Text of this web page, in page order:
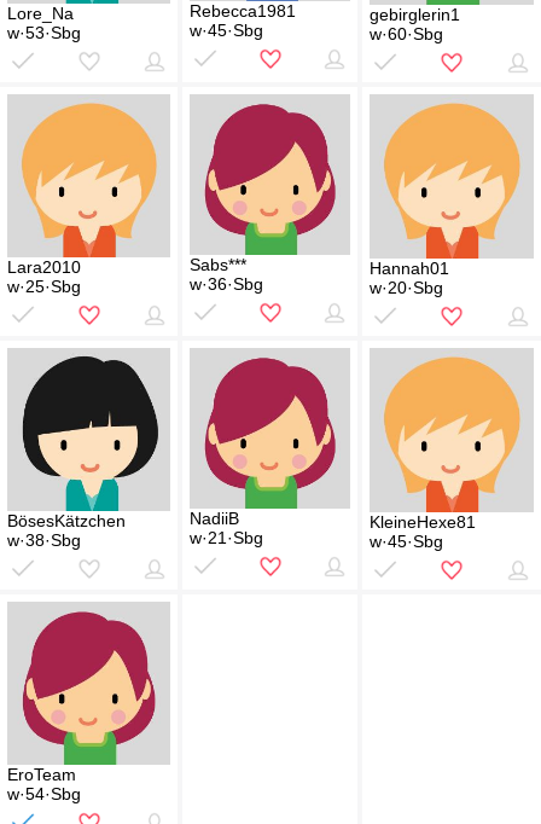
Lore_Na
w·53·Sbg
Rebecca1981
w·45·Sbg
gebirglerin1
w·60·Sbg
Lara2010
w·25·Sbg
Sabs***
w·36·Sbg
Hannah01
w·20·Sbg
BösesKätzchen
w·38·Sbg
NadiiB
w·21·Sbg
KleineHexe81
w·45·Sbg
EroTeam
w·54·Sbg